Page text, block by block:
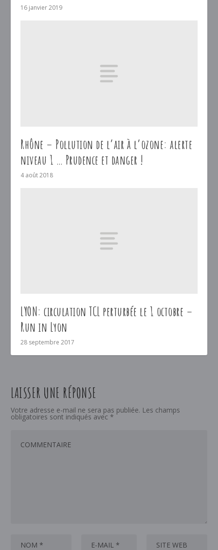
16 janvier 2019
Rhône – Pollution de l’air à l’ozone: alerte
niveau 1 … Prudence et danger !
4 août 2018
LYON: circulation TCL perturbée le 1 octobre –
Run in Lyon
28 septembre 2017
LAISSER UNE RÉPONSE
Votre adresse e-mail ne sera pas publiée. Les champs
obligatoires sont indiqués avec *